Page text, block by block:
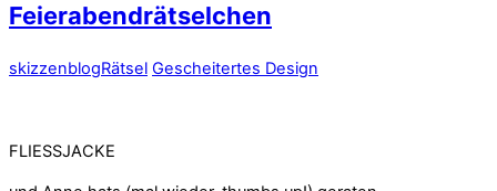
Feierabendrätselchen
skizzenblogRätsel Gescheitertes Design
FLIESSJACKE